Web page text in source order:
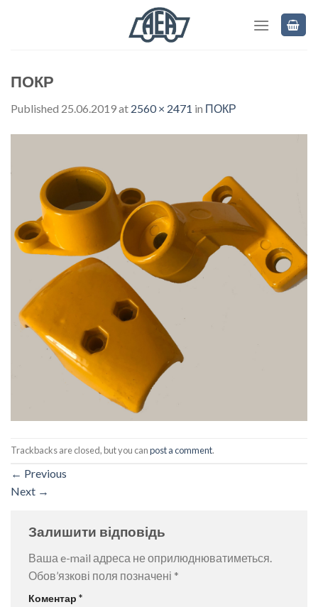
ПОКР
Published 25.06.2019at 2560 × 2471 in ПОКР
Trackbacks are closed, but you canpost a comment.
← Previous
Next →
Залишити відповідь
Ваша e-mail адреса не оприлюднюватиметься.
Обов’язкові поля позначені *
Коментар *